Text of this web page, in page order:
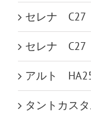
セレナ C27
セレナ C27
アルト
タントカス